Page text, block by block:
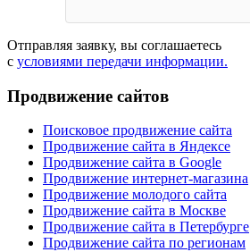
Отправляя заявку, вы соглашаетесь
с условиями передачи информации.
Продвижение сайтов
Поисковое продвижение сайта
Продвижение сайта в Яндексе
Продвижение сайта в Google
Продвижение интернет-магазина
Продвижение молодого сайта
Продвижение сайта в Москве
Продвижение сайта в Петербурге
Продвижение сайта по регионам